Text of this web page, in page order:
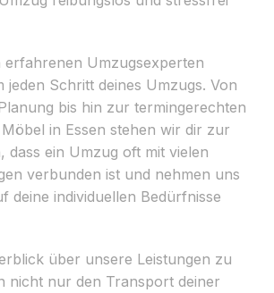
erfahrenen Umzugsexperten
jeden Schritt deines Umzugs. Von
bis hin zur termingerechten
in Essen stehen wir dir zur
dass ein Umzug oft mit vielen
verbunden ist und nehmen uns
deine individuellen Bedürfnisse
über unsere Leistungen zu
nicht nur den Transport deiner